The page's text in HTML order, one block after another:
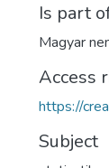
Is part
Magyar
Access
https://
Subject